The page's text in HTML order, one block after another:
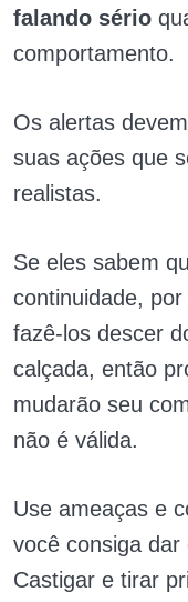
falando sério
comportamento.
Os alertas
suas ações que
realistas.
Se eles sabem
continuidade,
fazê-los descer
calçada, então
mudarão seu
não é válida.
Use ameaças e
você consiga dar
Castigar e tirar